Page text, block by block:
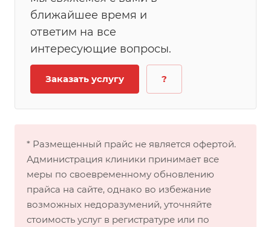
ближайшее время и
ответим на все
интересующие вопросы.
Заказать услугу ?
* Размещенный прайс не является офертой.
Администрация клиники принимает все
меры по своевременному обновлению
прайса на сайте, однако во избежание
возможных недоразумений, уточняйте
стоимость услуг в регистратуре или по